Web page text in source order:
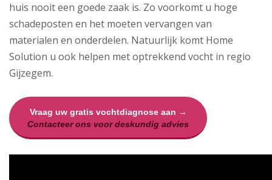
huis nooit een goede zaak is. Zo voorkomt u hoge
schadeposten en het moeten vervangen van
materialen en onderdelen. Natuurlijk komt Home
Solution u ook helpen met optrekkend vocht in regio
Gijzegem.
Vraag uw gratis vochtdiagnose aan →
Contacteer ons voor deskundig advies